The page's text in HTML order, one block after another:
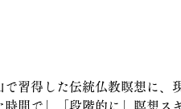
習得した伝統仏教瞑想に、
間で」「段階的に」瞑想ス